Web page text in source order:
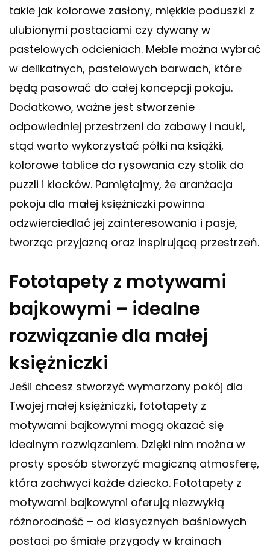
takie jak kolorowe zasłony, miękkie poduszki z
ulubionymi postaciami czy dywany w
pastelowych odcieniach. Meble można wybrać
w delikatnych, pastelowych barwach, które
będą pasować do całej koncepcji pokoju.
Dodatkowo, ważne jest stworzenie
odpowiedniej przestrzeni do zabawy i nauki,
stąd warto wykorzystać półki na książki,
kolorowe tablice do rysowania czy stolik do
puzzli i klocków. Pamiętajmy, że aranżacja
pokoju dla małej księżniczki powinna
odzwierciedlać jej zainteresowania i pasje,
tworząc przyjazną oraz inspirującą przestrzeń.
Fototapety z motywami
bajkowymi – idealne
rozwiązanie dla małej
księżniczki
Jeśli chcesz stworzyć wymarzony pokój dla
Twojej małej księżniczki, fototapety z
motywami bajkowymi mogą okazać się
idealnym rozwiązaniem. Dzięki nim można w
prosty sposób stworzyć magiczną atmosferę,
która zachwyci każde dziecko. Fototapety z
motywami bajkowymi oferują niezwykłą
różnorodność – od klasycznych baśniowych
postaci po śmiałe przygody w krainach